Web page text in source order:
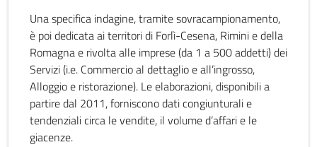
Una specifica indagine, tramite sovracampionamento,
è poi dedicata ai territori di Forlì-Cesena, Rimini e della
Romagna e rivolta alle imprese (da 1 a 500 addetti) dei
Servizi (i.e. Commercio al dettaglio e all’ingrosso,
Alloggio e ristorazione). Le elaborazioni, disponibili a
partire dal 2011, forniscono dati congiunturali e
tendenziali circa le vendite, il volume d’affari e le
giacenze.